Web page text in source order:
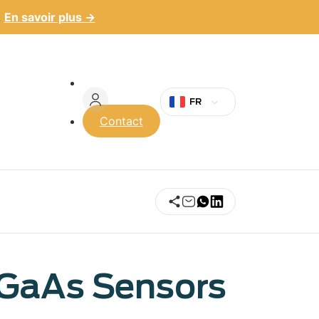
En savoir plus →
Menu
compte
l'utilisateur
Contact
FR
Sensors